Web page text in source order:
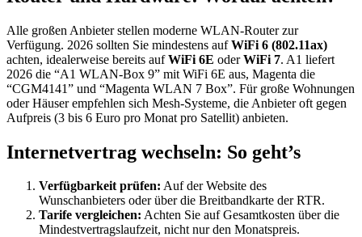
Alle großen Anbieter stellen moderne WLAN-Router zur
Verfügung. 2026 sollten Sie mindestens aufWiFi 6 (802.11ax)
achten, idealerweise bereits aufWiFi 6E oderWiFi 7. A1 liefert
2026 die “A1 WLAN-Box 9” mit WiFi 6E aus, Magenta die
“CGM4141” und “Magenta WLAN 7 Box”. Für große Wohnungen
oder Häuser empfehlen sich Mesh-Systeme, die Anbieter oft gegen
Aufpreis (3 bis 6 Euro pro Monat pro Satellit) anbieten.
Internetvertrag wechseln: So geht’s
Verfügbarkeit prüfen: Auf der Website des
Wunschanbieters oder über die Breitbandkarte der RTR.
Tarife vergleichen: Achten Sie auf Gesamtkosten über die
Mindestvertragslaufzeit, nicht nur den Monatspreis.